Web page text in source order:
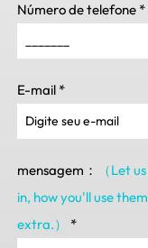
Número de telefone *
E-mail *
mensagem：
（Let
in, how you'll use them
extra.）
*